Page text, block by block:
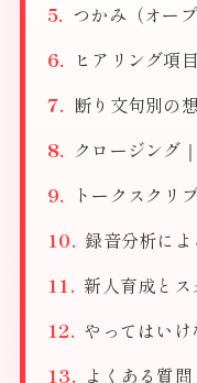
つかみ（オー
ヒアリング項
断り文句別の
クロージング
トークスクリ
録音分析に
新人育成と
やってはい
よくある質問